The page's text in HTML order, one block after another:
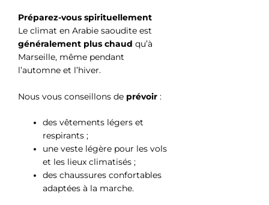
Préparez-vous spirituellement
Le climat en Arabie saoudite est
généralement plus chaud qu’à
Marseille, même pendant
l’automne et l’hiver.
Nous vous conseillons de prévoir :
des vêtements légers et
respirants ;
une veste légère pour les vols
et les lieux climatisés ;
des chaussures confortables
adaptées à la marche.